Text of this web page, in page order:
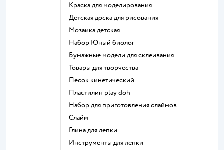
Краска для моделирования
Детская доска для рисования
Мозаика детская
набор Юный биолог
Бумажные модели для склеивания
Товары для творчества
Песок кинетический
Пластилин play doh
Набор для приготовления слаймов
Слайм
Глина для лепки
Инструменты для лепки